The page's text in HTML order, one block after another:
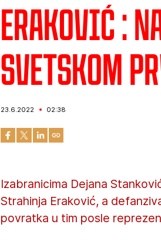
Eraković :
Svetskom
23.6.2022 02:38
Izabranicima Dejana
Strahinja Eraković, a
povratka u tim posle